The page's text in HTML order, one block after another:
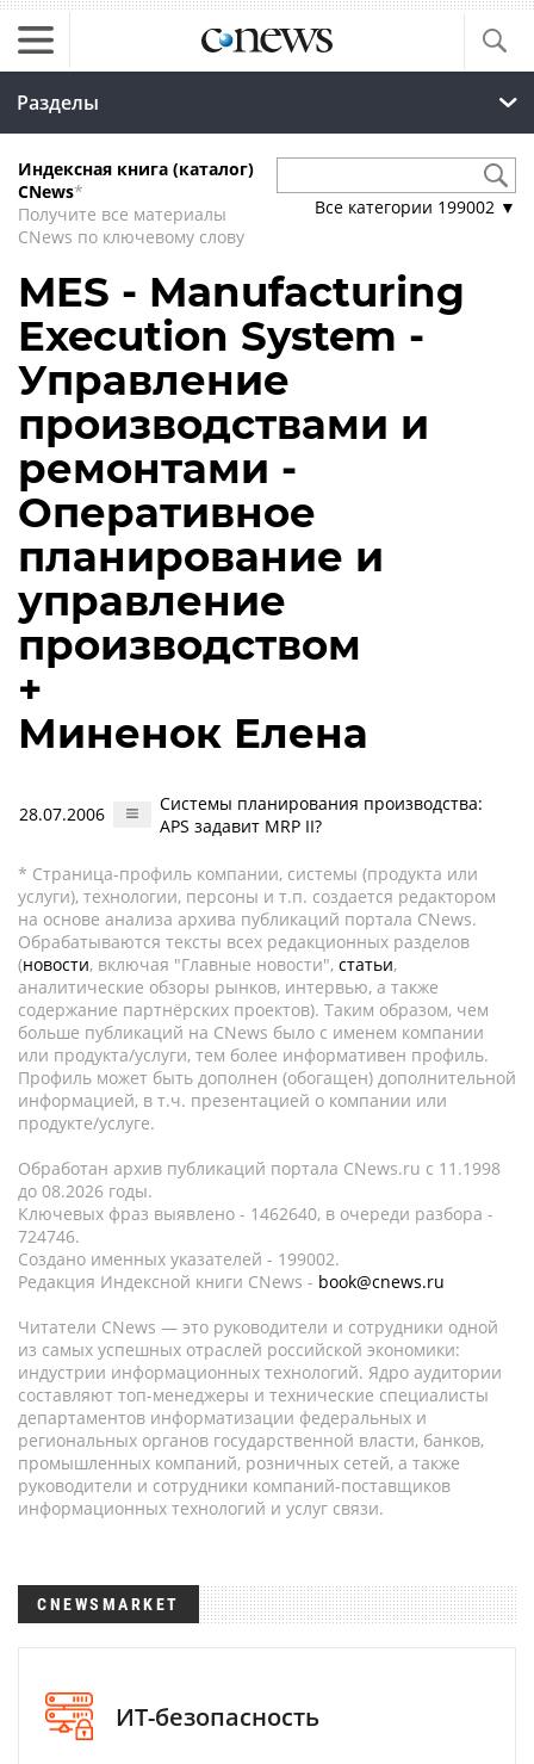
Разделы
Индексная книга (каталог)
CNews*
Получите все материалы
CNews по ключевому слову
Все категории 199002 ▼
MES - Manufacturing
Execution System -
Управление
производствами и
ремонтами -
Оперативное
планирование и
управление
производством
+
Миненок Елена
28.07.2006
Системы планирования производства:
APS задавит MRP II?
* Страница-профиль компании, системы (продукта или
услуги), технологии, персоны и т.п. создается редактором
на основе анализа архива публикаций портала CNews.
Обрабатываются тексты всех редакционных разделов
(новости, включая "Главные новости", статьи,
аналитические обзоры рынков, интервью, а также
содержание партнёрских проектов). Таким образом, чем
больше публикаций на CNews было с именем компании
или продукта/услуги, тем более информативен профиль.
Профиль может быть дополнен (обогащен) дополнительной
информацией, в т.ч. презентацией о компании или
продукте/услуге.
Обработан архив публикаций портала CNews.ru c 11.1998
до 08.2026 годы.
Ключевых фраз выявлено - 1462640, в очереди разбора -
724746.
Создано именных указателей - 199002.
Редакция Индексной книги CNews - book@cnews.ru
Читатели CNews — это руководители и сотрудники одной
из самых успешных отраслей российской экономики:
индустрии информационных технологий. Ядро аудитории
составляют топ-менеджеры и технические специалисты
департаментов информатизации федеральных и
региональных органов государственной власти, банков,
промышленных компаний, розничных сетей, а также
руководители и сотрудники компаний-поставщиков
информационных технологий и услуг связи.
CNEWSMARKET
ИТ-безопасность